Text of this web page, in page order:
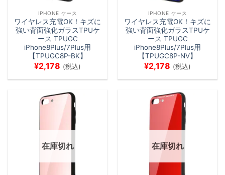
IPHONE ケース
ワイヤレス充電OK！キズに
強い背面強化ガラスTPUケ
ース TPUGC
iPhone8Plus/7Plus用
【TPUGC8P-BK】
¥2,178 (税込)
IPHONE ケース
ワイヤレス充電OK！キズに
強い背面強化ガラスTPUケ
ース TPUGC
iPhone8Plus/7Plus用
【TPUGC8P-NV】
¥2,178 (税込)
在庫切れ 在庫切れ